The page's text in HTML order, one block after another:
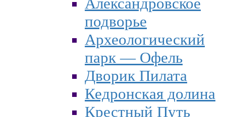
подворье
Археологический
парк — Офель
Дворик Пилата
Кедронская долина
Крестный Путь